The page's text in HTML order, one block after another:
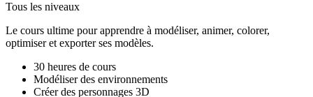
Tous les niveaux
Le cours ultime pour apprendre à modéliser, animer, colorer,
optimiser et exporter ses modèles.
30 heures de cours
Modéliser des environnements
Créer des personnages 3D